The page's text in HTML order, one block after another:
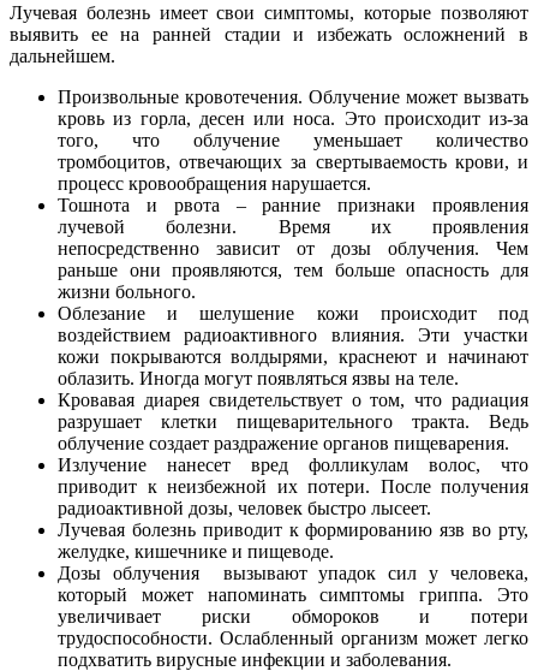
Лучевая болезнь имеет свои симптомы, которые позволяют
выявить ее на ранней стадии и избежать осложнений в
дальнейшем.
Произвольные кровотечения. Облучение может вызвать
кровь из горла, десен или носа. Это происходит из-за
того, что облучение уменьшает количество
тромбоцитов, отвечающих за свертываемость крови, и
процесс кровообращения нарушается.
Тошнота и рвота – ранние признаки проявления
лучевой болезни. Время их проявления
непосредственно зависит от дозы облучения. Чем
раньше они проявляются, тем больше опасность для
жизни больного.
Облезание и шелушение кожи происходит под
воздействием радиоактивного влияния. Эти участки
кожи покрываются волдырями, краснеют и начинают
облазить. Иногда могут появляться язвы на теле.
Кровавая диарея свидетельствует о том, что радиация
разрушает клетки пищеварительного тракта. Ведь
облучение создает раздражение органов пищеварения.
Излучение нанесет вред фолликулам волос, что
приводит к неизбежной их потери. После получения
радиоактивной дозы, человек быстро лысеет.
Лучевая болезнь приводит к формированию язв во рту,
желудке, кишечнике и пищеводе.
Дозы облучения вызывают упадок сил у человека,
который может напоминать симптомы гриппа. Это
увеличивает риски обмороков и потери
трудоспособности. Ослабленный организм может легко
подхватить вирусные инфекции и заболевания.